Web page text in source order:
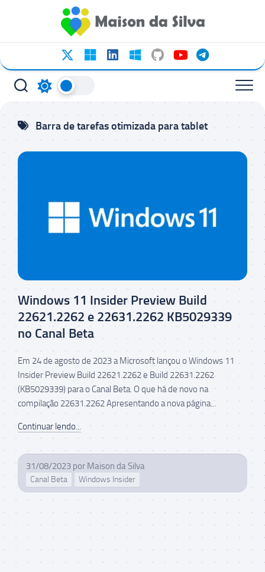
conteúdo
Barra de tarefas otimizada para tablet
Windows 11 Insider Preview Build
22621.2262 e 22631.2262 KB5029339
no Canal Beta
Em 24 de agosto de 2023 a Microsoft lançou o Windows 11
Insider Preview Build 22621.2262 e Build 22631.2262
(KB5029339) para o Canal Beta. O que há de novo na
compilação 22631.2262 Apresentando a nova página...
Continuar lendo...
31/08/2023 por Maison da Silva
Canal Beta Windows Insider